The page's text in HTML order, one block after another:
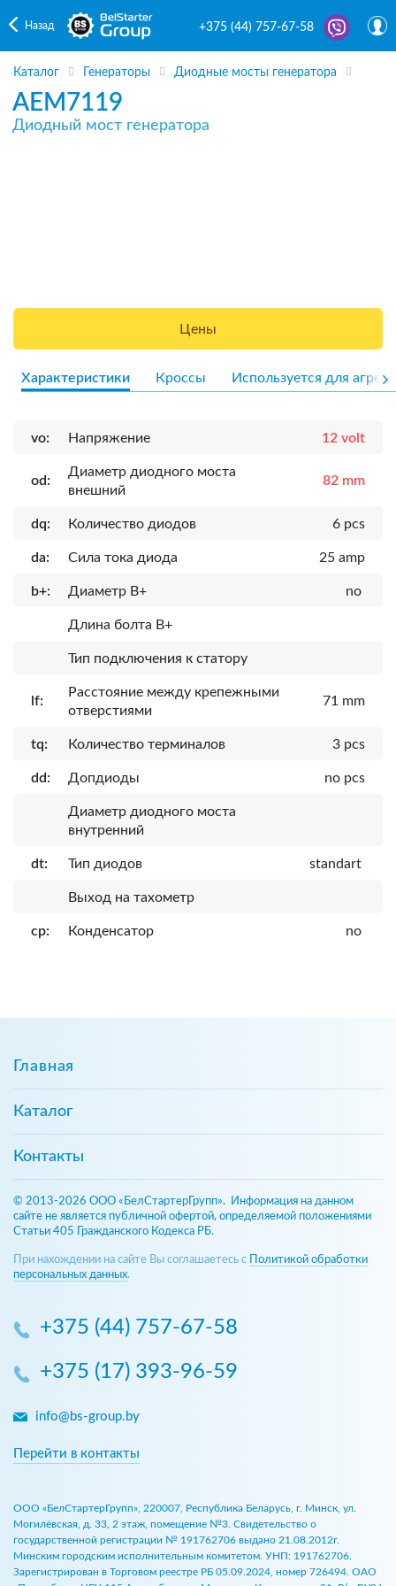
Назад +375 (44) 757-67-58
Каталог Генераторы Диодные мосты генератора
AEM7119
Диодный мост генератора
Цены
Характеристики Кроссы Используется для
vo: Напряжение 12 volt
od:
Диаметр диодного моста
внешний
82 mm
dq: Количество диодов 6 pcs
da: Сила тока диода 25 amp
b+: Диаметр B+ no
Длина болта B+
Тип подключения к статору
lf:
Расcтояние между крепежными
отверстиями
71 mm
tq: Количество терминалов 3 pcs
dd: Допдиоды no pcs
Диаметр диодного моста
внутренний
dt: Тип диодов standart
Выход на тахометр
cp: Конденсатор no
Главная
Каталог
Контакты
© 2013-2026 ООО «БелСтартерГрупп». Информация на данном
сайте не является публичной офертой, определяемой положениями
Статьи 405 Гражданского Кодекса РБ.
При нахождении на сайте Вы соглашаетесь с
Политикой обработки
персональных данных.
+375 (44) 757-67-58
+375 (17) 393-96-59
info@bs-group.by
Перейти в контакты
ООО «БелСтартерГрупп», 220007, Республика Беларусь, г. Минск, ул.
Могилёвская, д. 33, 2 этаж, помещение №3. Свидетельство о
государственной регистрации № 191762706 выдано 21.08.2012г.
Минским городским исполнительным комитетом. УНП: 191762706.
Зарегистрирован в Торговом реестре РБ 05.09.2024, номер 726494. ОАО